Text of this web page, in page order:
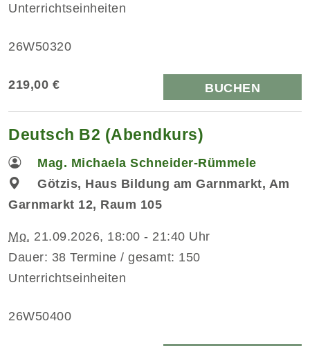
Unterrichtseinheiten
26W50320
219,00 € BUCHEN
Deutsch B2 (Abendkurs)
Mag. Michaela Schneider-Rümmele
Götzis, Haus Bildung am Garnmarkt, Am
Garnmarkt 12, Raum 105
Mo. 21.09.2026, 18:00 - 21:40 Uhr
Dauer: 38 Termine / gesamt: 150
Unterrichtseinheiten
26W50400